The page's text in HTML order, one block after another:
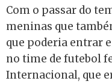
Com o passar do
meninas que
que poderia entrar
no time de futebol
Internacional, que